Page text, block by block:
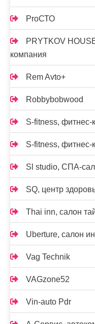
ProСТО
PRYTKOV
компания
Rem Avto+
Robbybobwood
S-fitness, фитнес-
S-fitness, фитнес-
Sl studio, СПА-
SQ, центр
Thai inn, салон
Uberture, салон
Vag Technik
VAGzone52
Vin-auto Pdr